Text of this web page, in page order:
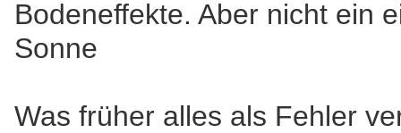
Bodeneffekte. Aber nicht ein
Sonne
Was früher alles als Fehler